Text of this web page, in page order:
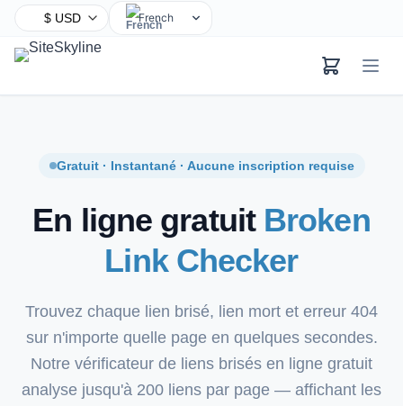
French
Russian
Urdu
German
Japanese
Turkish
Korean
Gratuit · Instantané · Aucune inscription requise
En ligne gratuit Broken
Link Checker
Trouvez chaque lien brisé, lien mort et erreur 404
sur n'importe quelle page en quelques secondes.
Notre vérificateur de liens brisés en ligne gratuit
analyse jusqu'à 200 liens par page — affichant les